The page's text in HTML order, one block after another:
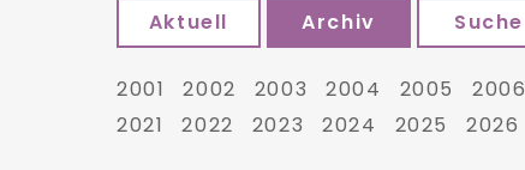
Aktuell Archiv Suche
2001 2002 2003 2004 2005 2006
2021
2022 2023 2024 2025 2026